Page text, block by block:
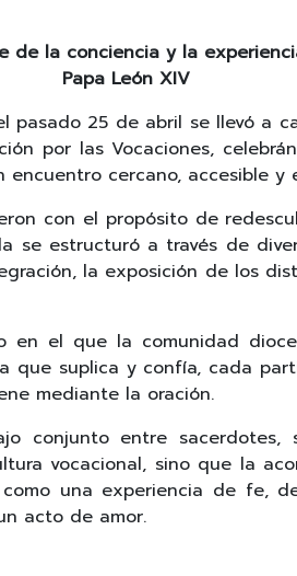
de la conciencia y la
Papa León XIV
25 de abril se llevó a
por las Vocaciones,
cercano, accesible y
con el propósito de
se estructuró a través de
la exposición de los
en el que la comunidad
que suplica y confía, cada
mediante la oración.
entre sacerdotes,
vocacional, sino que la
una experiencia de fe,
acto de amor.